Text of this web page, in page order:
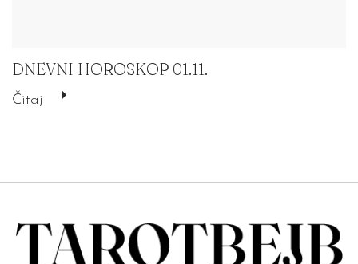
DNEVNI HOROSKOP 01.11.
Čitaj